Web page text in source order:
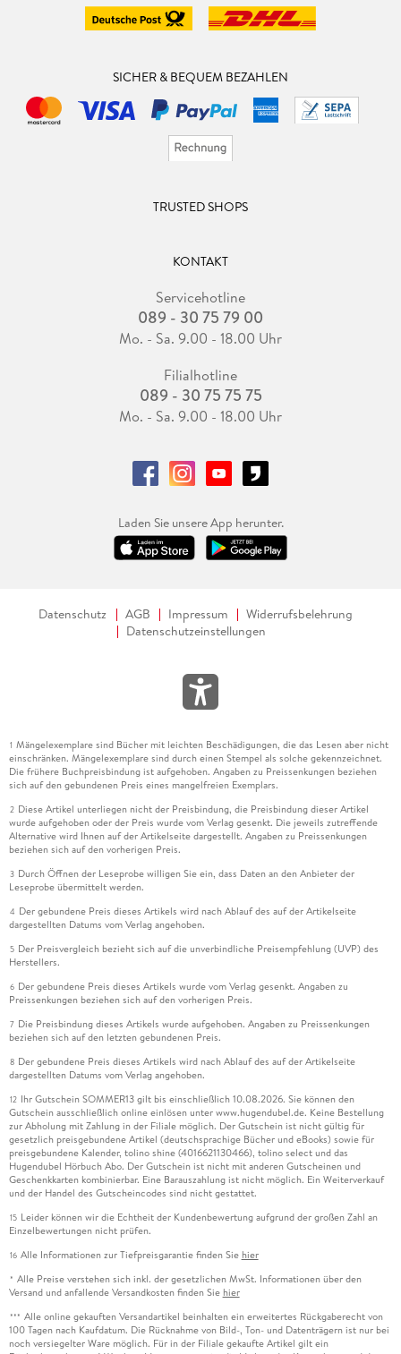
SICHER & BEQUEM BEZAHLEN
TRUSTED SHOPS
KONTAKT
Servicehotline
089 - 30 75 79 00
Mo. - Sa. 9.00 - 18.00 Uhr
Filialhotline
089 - 30 75 75 75
Mo. - Sa. 9.00 - 18.00 Uhr
Laden Sie unsere App herunter.
Datenschutz AGB Impressum
Widerrufsbelehrung
Datenschutzeinstellungen
1 Mängelexemplare sind Bücher mit leichten Beschädigungen, die das Lesen aber nicht
einschränken. Mängelexemplare sind durch einen Stempel als solche gekennzeichnet.
Die frühere Buchpreisbindung ist aufgehoben. Angaben zu Preissenkungen beziehen
sich auf den gebundenen Preis eines mangelfreien Exemplars.
2 Diese Artikel unterliegen nicht der Preisbindung, die Preisbindung dieser Artikel
wurde aufgehoben oder der Preis wurde vom Verlag gesenkt. Die jeweils zutreffende
Alternative wird Ihnen auf der Artikelseite dargestellt. Angaben zu Preissenkungen
beziehen sich auf den vorherigen Preis.
3 Durch Öffnen der Leseprobe willigen Sie ein, dass Daten an den Anbieter der
Leseprobe übermittelt werden.
4 Der gebundene Preis dieses Artikels wird nach Ablauf des auf der Artikelseite
dargestellten Datums vom Verlag angehoben.
5 Der Preisvergleich bezieht sich auf die unverbindliche Preisempfehlung (UVP) des
Herstellers.
6 Der gebundene Preis dieses Artikels wurde vom Verlag gesenkt. Angaben zu
Preissenkungen beziehen sich auf den vorherigen Preis.
7 Die Preisbindung dieses Artikels wurde aufgehoben. Angaben zu Preissenkungen
beziehen sich auf den letzten gebundenen Preis.
8 Der gebundene Preis dieses Artikels wird nach Ablauf des auf der Artikelseite
dargestellten Datums vom Verlag angehoben.
12 Ihr Gutschein SOMMER13 gilt bis einschließlich 10.08.2026. Sie können den
Gutschein ausschließlich online einlösen unter www.hugendubel.de. Keine Bestellung
zur Abholung mit Zahlung in der Filiale möglich. Der Gutschein ist nicht gültig für
gesetzlich preisgebundene Artikel (deutschsprachige Bücher und eBooks) sowie für
preisgebundene Kalender, tolino shine (4016621130466), tolino select und das
Hugendubel Hörbuch Abo. Der Gutschein ist nicht mit anderen Gutscheinen und
Geschenkkarten kombinierbar. Eine Barauszahlung ist nicht möglich. Ein Weiterverkauf
und der Handel des Gutscheincodes sind nicht gestattet.
15 Leider können wir die Echtheit der Kundenbewertung aufgrund der großen Zahl an
Einzelbewertungen nicht prüfen.
16 Alle Informationen zur Tiefpreisgarantie finden Sie hier
* Alle Preise verstehen sich inkl. der gesetzlichen MwSt. Informationen über den
Versand und anfallende Versandkosten finden Sie hier
*** Alle online gekauften Versandartikel beinhalten ein erweitertes Rückgaberecht von
100 Tagen nach Kaufdatum. Die Rücknahme von Bild-, Ton- und Datenträgern ist nur bei
noch versiegelter Ware möglich. Für in der Filiale gekaufte Artikel gilt ein